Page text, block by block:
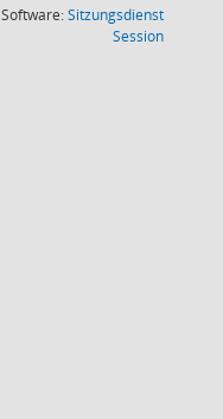
Software:Sitzungsdienst
Session(Wird in